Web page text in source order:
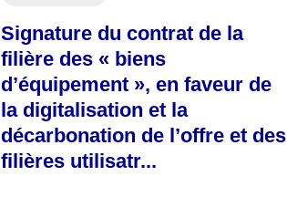
Signature du contrat de la
filière des « biens
d’équipement », en faveur de
la digitalisation et la
décarbonation de l’offre et des
filières utilisatr...